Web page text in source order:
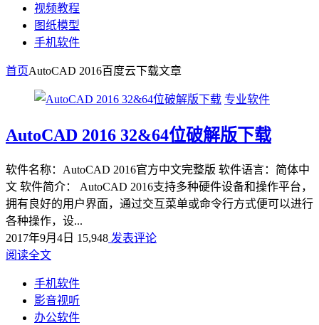
视频教程
图纸模型
手机软件
首页AutoCAD 2016百度云下载文章
专业软件
AutoCAD 2016 32&64位破解版下载
软件名称：AutoCAD 2016官方中文完整版 软件语言：简体中
文 软件简介： AutoCAD 2016支持多种硬件设备和操作平台，
拥有良好的用户界面，通过交互菜单或命令行方式便可以进行
各种操作，设...
2017年9月4日 15,948 发表评论
阅读全文
手机软件
影音视听
办公软件